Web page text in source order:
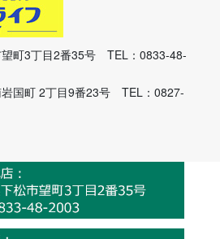
望町3丁目2番35号 TEL：0833-48-
国町 2丁目9番23号 TEL：0827-